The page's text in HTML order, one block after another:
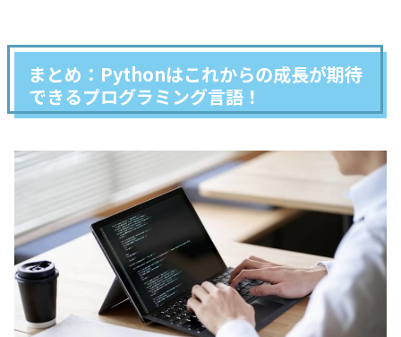
まとめ：Pythonはこれからの成長が期待
できるプログラミング言語！